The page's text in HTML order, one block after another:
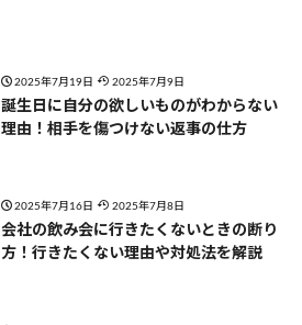
2025年7月19日 2025年7月9日
誕生日に自分の欲しいものがわからない
理由！相手を傷つけない返事の仕方
2025年7月16日 2025年7月8日
会社の飲み会に行きたくないときの断り
方！行きたくない理由や対処法を解説